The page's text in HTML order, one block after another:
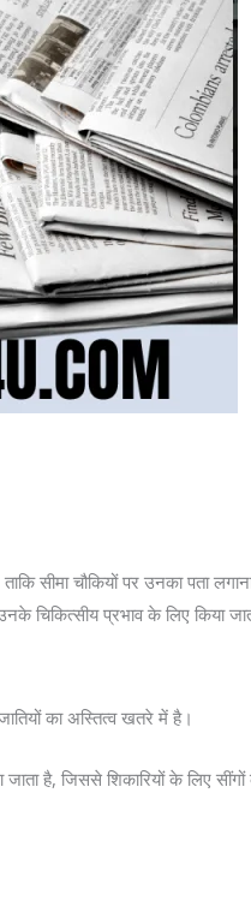
सीमा चौकियों पर उनका पता
चिकित्सीय प्रभाव के लिए किया
का अस्तित्व खतरे में है।
है, जिससे शिकारियों के लिए सींगों